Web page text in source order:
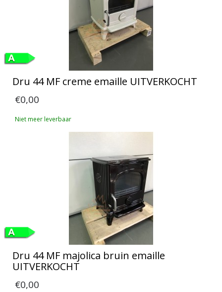
Dru 44 MF creme emaille UITVERKOCHT
€0,00
Niet meer leverbaar
Dru 44 MF majolica bruin emaille
UITVERKOCHT
€0,00